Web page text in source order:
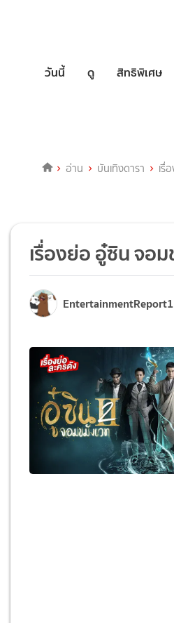
วันนี้ ดู สิทธิพิเศษ
อ่าน บันเทิงดารา เรื่
เรื่องย่อ อู๋ซิน จอ
EntertainmentReport1